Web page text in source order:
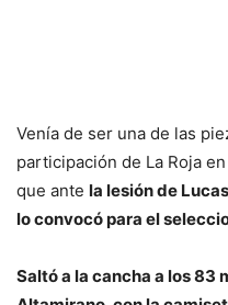
Venía de ser una de las
participación de La Roja
que ante la lesión de
lo convocó para el
Saltó a la cancha a los 83